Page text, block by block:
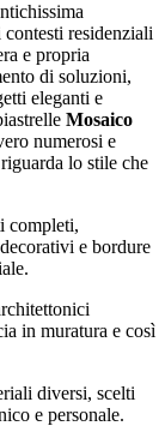
residenziali
e propria
di soluzioni,
eleganti e
Mosaico
numerosi e
lo stile che
completi,
e bordure
in muratura e così
diversi, scelti
e personale.